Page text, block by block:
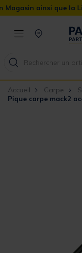
que la Livraison
Accueil Carpe
Pique carpe mack2